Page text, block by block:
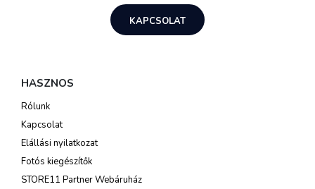
KAPCSOLAT
HASZNOS
Rólunk
Kapcsolat
Elállási nyilatkozat
Fotós kiegészítők
STORE11 Partner Webáruház